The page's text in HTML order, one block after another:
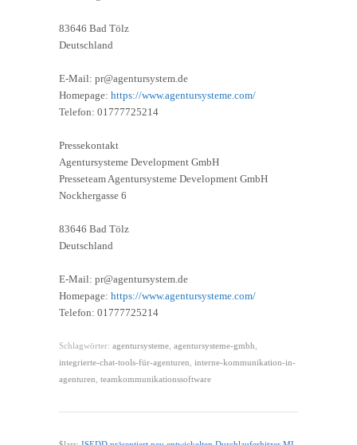
83646 Bad Tölz
Deutschland
E-Mail: pr@agentursystem.de
Homepage: https://www.agentursysteme.com/
Telefon: 01777725214
Pressekontakt
Agentursysteme Development GmbH
Presseteam Agentursysteme Development GmbH
Nockhergasse 6
83646 Bad Tölz
Deutschland
E-Mail: pr@agentursystem.de
Homepage: https://www.agentursysteme.com/
Telefon: 01777725214
Schlagwörter: agentursysteme agentursysteme-gmbh
integrierte-chat-tools-für-agenturen interne-kommunikation-in-
agenturen teamkommunikationssoftware